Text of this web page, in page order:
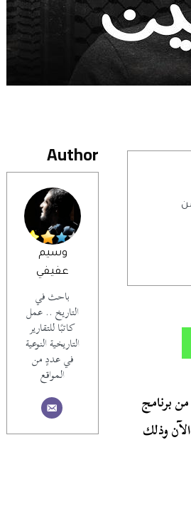
Author
وسيم
عفيفي
باحث في
التاريخ .. عمل
كاتبًا للتقارير
التاريخية النوعية
في عددٍ من
المواقع
برنامج
وذلك